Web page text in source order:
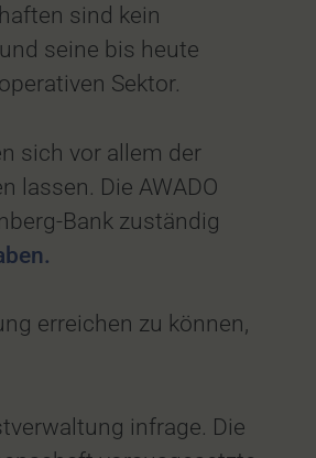
sind kein
seine bis heute
Sektor.
sich vor allem der
lassen. Die AWADO
Bank zuständig
erreichen zu können,
infrage. Die